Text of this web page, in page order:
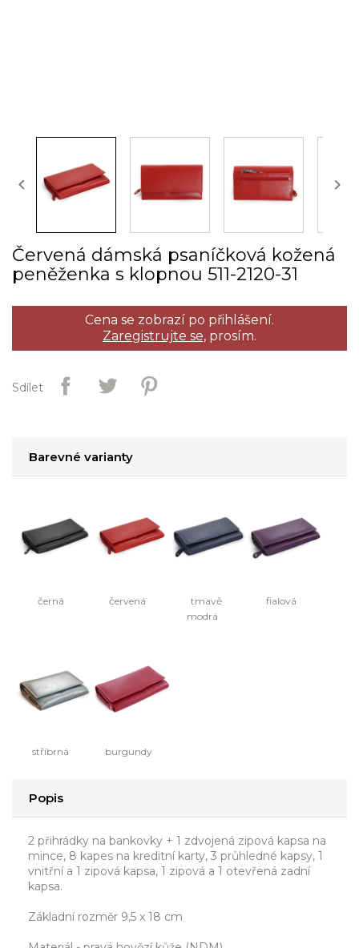
 
Červená dámská psaníčková kožená
peněženka s klopnou 511­-2120­-31
Cena se zobrazí po přihlášení.
Zaregistrujte se, prosím.
Sdílet
Barevné varianty
černá červená
tmavě
modrá
fialová
stříbrná burgundy
Popis
2 přihrádky na bankovky + 1 zdvojená zipová kapsa na
mince, 8 kapes na kreditní karty, 3 průhledné kapsy, 1
vnitřní a 1 zipová kapsa, 1 zipová a 1 otevřená zadní
kapsa.
Základní rozměr 9,5 x 18 cm